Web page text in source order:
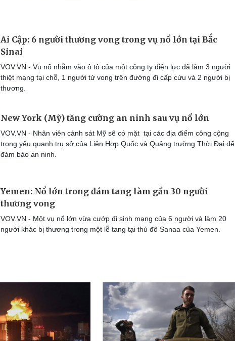
Ai Cập: 6 người thương vong trong vụ nổ lớn tại Bắc
Sinai
VOV.VN - Vụ nổ nhằm vào ô tô của một công ty điện lực đã làm 3 người
thiệt mạng tại chỗ, 1 người tử vong trên đường đi cấp cứu và 2 người bị
thương.
New York (Mỹ) tăng cường an ninh sau vụ nổ lớn
VOV.VN - Nhân viên cảnh sát Mỹ sẽ có mặt tại các địa điểm công cộng
trọng yếu quanh trụ sở của Liên Hợp Quốc và Quảng trường Thời Đại để
đảm bảo an ninh.
Yemen: Nổ lớn trong đám tang làm gần 30 người
thương vong
VOV.VN - Một vụ nổ lớn vừa cướp đi sinh mạng của 6 người và làm 20
người khác bị thương trong một lễ tang tại thủ đô Sanaa của Yemen.